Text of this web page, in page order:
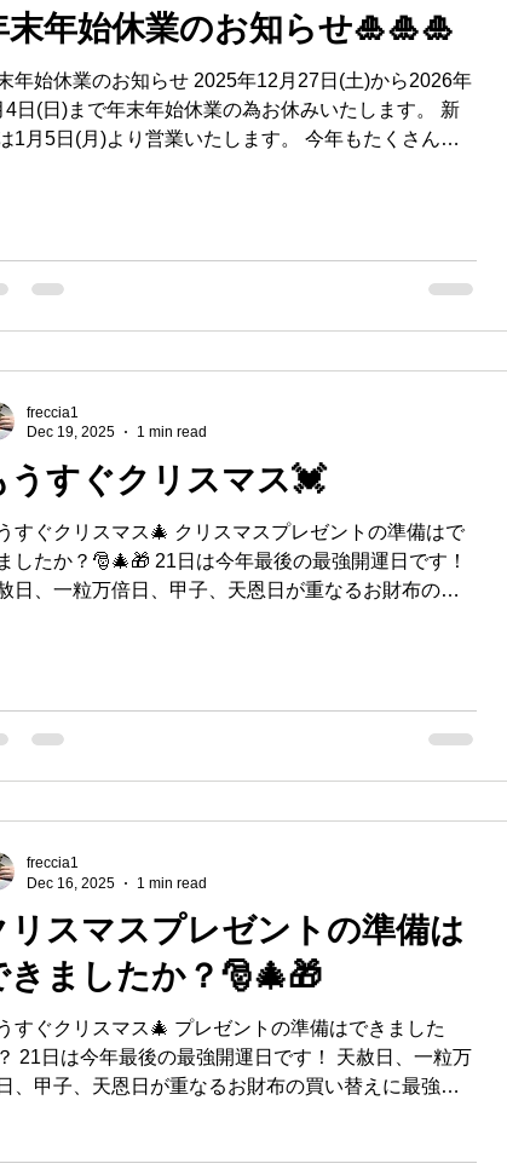
末年始休業のお知らせ🎍🎍🎍
年始休業のお知らせ 2025年12月27日(土)から2026年
4日(日)まで年末年始休業の為お休みいたします。 新
1月5日(月)より営業いたします。 今年もたくさんの
うすぐクリスマス💓
すぐクリスマス🎄 クリスマスプレゼントの準備はで
したか？🎅🎄🎁 21日は今年最後の最強開運日です！
日、一粒万倍日、甲子、天恩日が重なるお財布の買
い！ オンラインショップ BASEにてスゴ割
開催！！！👏😊 期間：12/18(木)12:00〜
リア革のバッグ 15%offキャンペーン #クリスマスプ
ント #自分へのご褒美 #開運日 #財布 #イタリア革バ
割 #工場直販価
#フレッチャ #地球商事🌏
freccia1
Dec 19, 2025
1 min read
リスマスプレゼントの準備は
きましたか？🎅🎄🎁
すぐクリスマス🎄 プレゼントの準備はできました
21日は今年最後の最強開運日です！ 天赦日、一粒万
、甲子、天恩日が重なるお財布の買い替えに最強の
freccia1
Dec 16, 2025
1 min read